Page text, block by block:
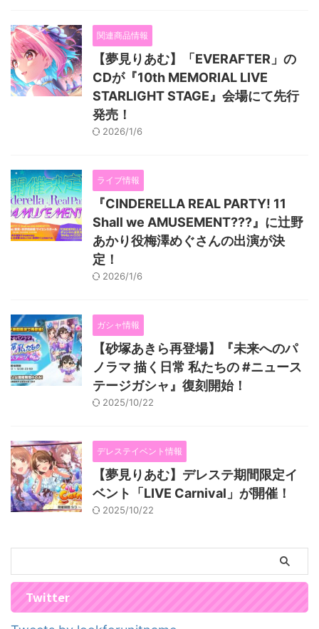
関連商品情報
【夢見りあむ】「EVERAFTER」の
CDが『10th MEMORIAL LIVE
STARLIGHT STAGE』会場にて先行
発売！
2026/1/6
ライブ情報
『CINDERELLA REAL PARTY! 11
Shall we AMUSEMENT???』に辻野
あかり役梅澤めぐさんの出演が決
定！
2026/1/6
ガシャ情報
【砂塚あきら再登場】『未来へのパ
ノラマ 描く日常 私たちの #ニュース
テージガシャ』復刻開始！
2025/10/22
デレステイベント情報
【夢見りあむ】デレステ期間限定イ
ベント「LIVE Carnival」が開催！
2025/10/22
Twitter